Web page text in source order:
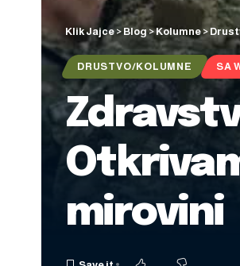
Klik Jajce> Blog>Kolumne>
DRUSTVO/KOLUMNE SA
mirovini